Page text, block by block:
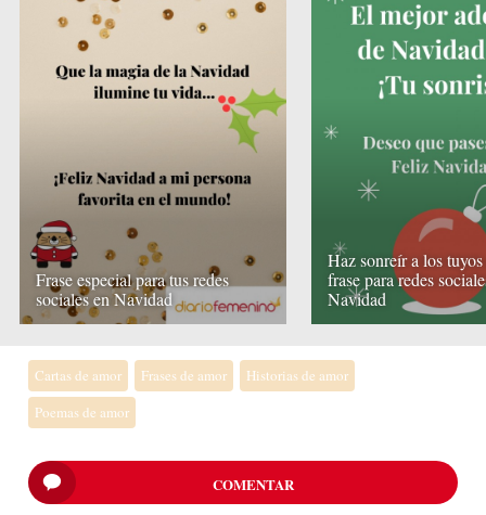
Frase especial para tus redes
sociales en Navidad
Haz sonreír a los
frase para redes
Navidad
Cartas de amor Frases de amor
Historias de amor
Poemas de amor
COMENTAR